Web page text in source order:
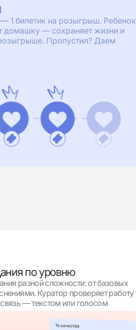
1 билетик на розыгрыш. Ребенок
домашку — сохраняет жизни и
Пропустил? Даем
по уровню
разной сложности: от базовых
Куратор проверяет работу
— текстом или голосом